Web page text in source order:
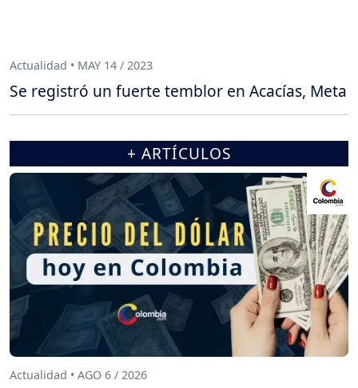
Actualidad • MAY 14 / 2023
Se registró un fuerte temblor en Acacías, Meta
+ ARTÍCULOS
Actualidad • AGO 6 / 2026